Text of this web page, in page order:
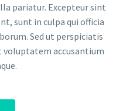
pariatur. Excepteur sint
sunt in culpa qui officia
Sed ut perspiciatis
voluptatem accusantium